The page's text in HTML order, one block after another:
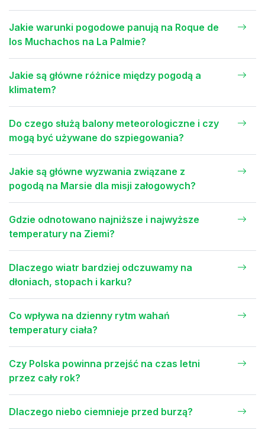
Jakie warunki pogodowe panują na Roque de
los Muchachos na La Palmie?
Jakie są główne różnice między pogodą a
klimatem?
Do czego służą balony meteorologiczne i czy
mogą być używane do szpiegowania?
Jakie są główne wyzwania związane z
pogodą na Marsie dla misji załogowych?
Gdzie odnotowano najniższe i najwyższe
temperatury na Ziemi?
Dlaczego wiatr bardziej odczuwamy na
dłoniach, stopach i karku?
Co wpływa na dzienny rytm wahań
temperatury ciała?
Czy Polska powinna przejść na czas letni
przez cały rok?
Dlaczego niebo ciemnieje przed burzą?